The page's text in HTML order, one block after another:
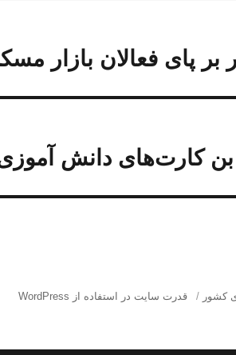
پای فعالان بازار
بن کارت‌های دانش
کشور قدرت سایت در استفاده از WordPress